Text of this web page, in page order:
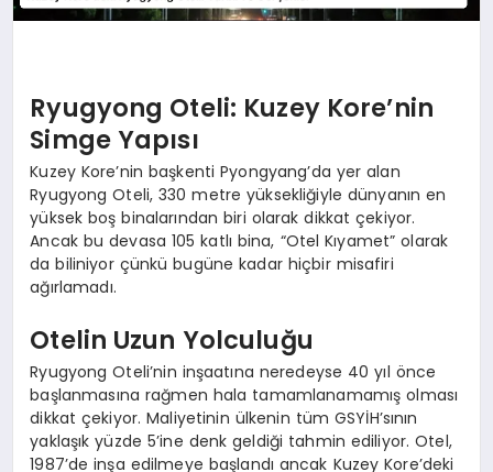
Ryugyong Oteli: Kuzey Kore’nin
Simge Yapısı
Kuzey Kore’nin başkenti Pyongyang’da yer alan
Ryugyong Oteli, 330 metre yüksekliğiyle dünyanın en
yüksek boş binalarından biri olarak dikkat çekiyor.
Ancak bu devasa 105 katlı bina, “Otel Kıyamet” olarak
da biliniyor çünkü bugüne kadar hiçbir misafiri
ağırlamadı.
Otelin Uzun Yolculuğu
Ryugyong Oteli’nin inşaatına neredeyse 40 yıl önce
başlanmasına rağmen hala tamamlanamamış olması
dikkat çekiyor. Maliyetinin ülkenin tüm GSYİH’sının
yaklaşık yüzde 5’ine denk geldiği tahmin ediliyor. Otel,
1987’de inşa edilmeye başlandı ancak Kuzey Kore’deki